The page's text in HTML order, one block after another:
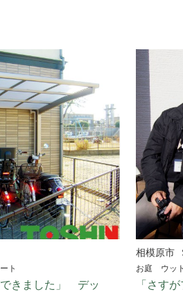
ト
できました」 デッ
相模原市
お庭 ウッ
「さす